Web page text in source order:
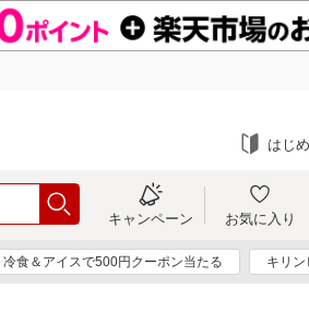
はじ
キャンペーン お気に入り
冷食＆アイスで500円クーポン当たる キリ